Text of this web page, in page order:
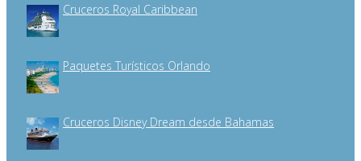
Cruceros Royal Caribbean
Paquetes Turísticos Orlando
Cruceros Disney Dream desde Bahamas